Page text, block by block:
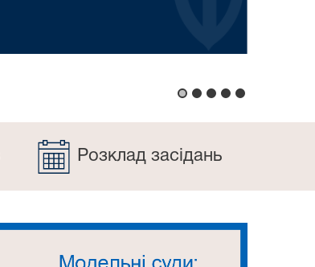
Розклад засідань